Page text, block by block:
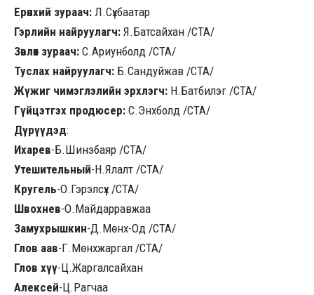
Ерөнхий зураач: Л.Сүхбаатар
Гэрлийн найруулагч: Я.Батсайхан /СТА/
Зөвлөх зураач: С.Ариунболд /СТА/
Туслах найруулагч: Б.Сандуйжав /СТА/
Жүжиг чимэглэлийн эрхлэгч: Н.Батбилэг /СТА/
Гүйцэтгэх продюсер: С.Энхболд /СТА/
Дүрүүдэд:
Ихарев-Б.Шинэбаяр /СТА/
Утешительный-Н.Ялалт /СТА/
Кругель-О.Гэрэлсүх /СТА/
Швохнев-О.Майдарравжаа
Замухрышкин-Д.Мөнх-Од /СТА/
Глов аав-Г.Мөнхжаргал /СТА/
Глов хүү-Ц.Жаргалсайхан
Алексей-Ц.Рагчаа